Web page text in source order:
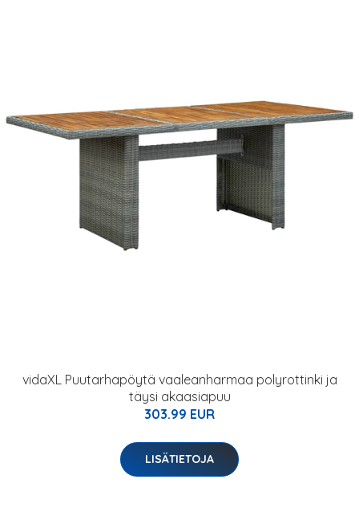
vidaXL Puutarhapöytä vaaleanharmaa polyrottinki ja
täysi akaasiapuu
303.99 EUR
LISÄTIETOJA